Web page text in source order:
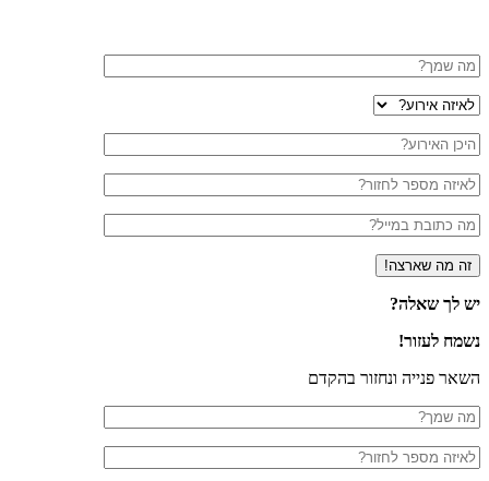
לך שאלה?
לעזור!
פנייה ונחזור בהקדם